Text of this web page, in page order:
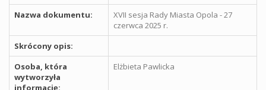
Nazwa dokumentu:
XVII sesja Rady Miasta Opola - 27
czerwca 2025 r.
Skrócony opis:
Osoba, która
wytworzyła
informację:
Elżbieta Pawlicka